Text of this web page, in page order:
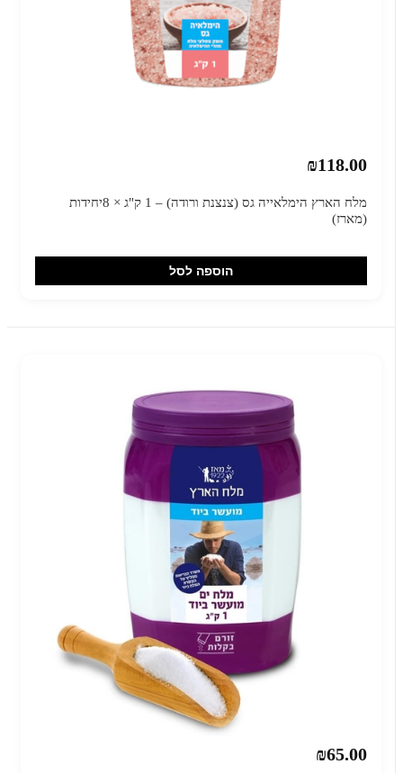
₪118.00
מלח הארץ הימלאייה גס (צנצנת ורודה) – 1 ק"ג × 8יחידות
(מארז)
הוספה לסל
₪65.00